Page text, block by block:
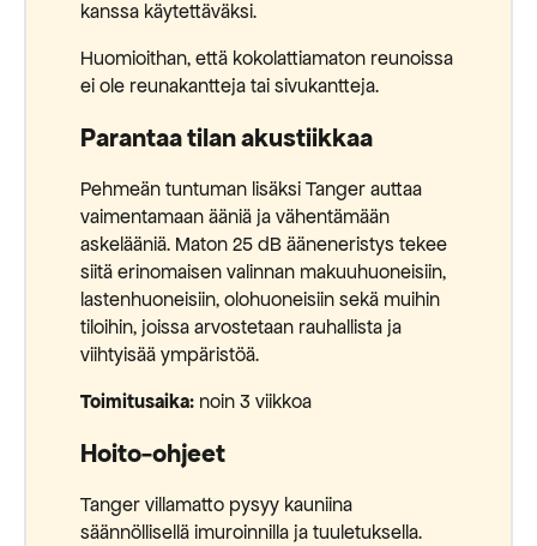
kanssa käytettäväksi.
Huomioithan, että kokolattiamaton reunoissa
ei ole reunakantteja tai sivukantteja.
Parantaa tilan akustiikkaa
Pehmeän tuntuman lisäksi Tanger auttaa
vaimentamaan ääniä ja vähentämään
askelääniä. Maton 25 dB ääneneristys tekee
siitä erinomaisen valinnan makuuhuoneisiin,
lastenhuoneisiin, olohuoneisiin sekä muihin
tiloihin, joissa arvostetaan rauhallista ja
viihtyisää ympäristöä.
Toimitusaika: noin 3 viikkoa
Hoito-ohjeet
Tanger villamatto pysyy kauniina
säännöllisellä imuroinnilla ja tuuletuksella.